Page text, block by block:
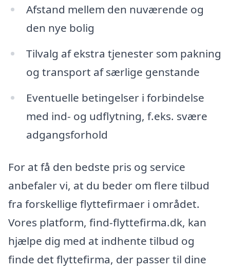
Afstand mellem den nuværende og
den nye bolig
Tilvalg af ekstra tjenester som pakning
og transport af særlige genstande
Eventuelle betingelser i forbindelse
med ind- og udflytning, f.eks. svære
adgangsforhold
For at få den bedste pris og service
anbefaler vi, at du beder om flere tilbud
fra forskellige flyttefirmaer i området.
Vores platform, find-flyttefirma.dk, kan
hjælpe dig med at indhente tilbud og
finde det flyttefirma, der passer til dine